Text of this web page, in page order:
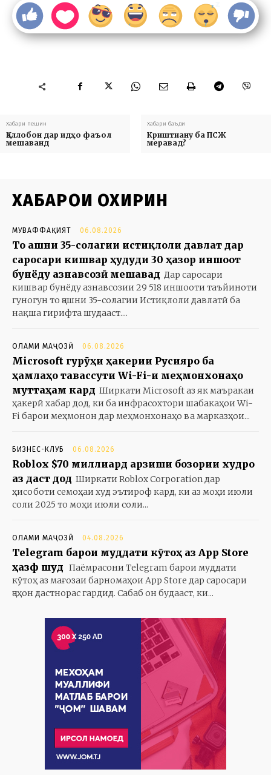
Хабари пешин
Қаллобон дар идҳо фаъол
мешаванд
Хабари баъди
Криштиану ба ПСЖ
меравад?
ХАБАРҲОИ ОХИРИН
МУВАФФАҚИЯТ 06.08.2026
То ҷашни 35-солагии истиқлоли давлат дар
саросари кишвар ҳудуди 30 ҳазор иншоот
бунёду азнавсозӣ мешавад Дар саросари
кишвар бунёду азнавсозии 29 518 иншооти таъйиноти
гуногун то ҷашни 35-солагии Истиқлоли давлатӣ ба
нақша гирифта шудааст....
ОЛАМИ МАҶОЗӢ 06.08.2026
Microsoft гурӯҳи ҳакерии Русияро ба
ҳамлаҳо тавассути Wi-Fi-и меҳмонхонаҳо
муттаҳам кард Ширкати Microsoft аз як маъракаи
ҳакерӣ хабар дод, ки ба инфрасохтори шабакаҳои Wi-
Fi барои меҳмонон дар меҳмонхонаҳо ва марказҳои...
БИЗНЕС-КЛУБ 06.08.2026
Roblox $70 миллиард арзиши бозории худро
аз даст дод Ширкати Roblox Corporation дар
ҳисоботи семоҳаи худ эътироф кард, ки аз моҳи июли
соли 2025 то моҳи июли соли...
ОЛАМИ МАҶОЗӢ 04.08.2026
Telegram барои муддати кӯтоҳ аз App Store
ҳазф шуд Паёмрасони Telegram барои муддати
кӯтоҳ аз мағозаи барномаҳои App Store дар саросари
ҷаҳон дастнорас гардид. Сабаб он будааст, ки...